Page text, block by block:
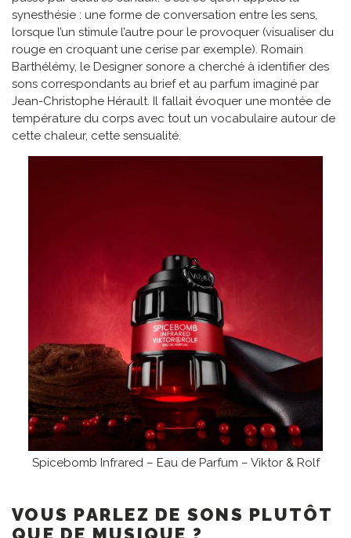
synesthésie : une forme de conversation entre les sens,
lorsque l’un stimule l’autre pour le provoquer (visualiser du
rouge en croquant une cerise par exemple). Romain
Barthélémy, le Designer sonore a cherché à identifier des
sons correspondants au brief et au parfum imaginé par
Jean-Christophe Hérault. Il fallait évoquer une montée de
température du corps avec tout un vocabulaire autour de
cette chaleur, cette sensualité.
Spicebomb Infrared – Eau de Parfum – Viktor & Rolf
VOUS PARLEZ DE SONS PLUTÔT